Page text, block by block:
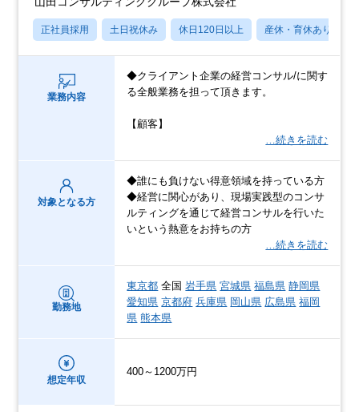
正社員採用 土日祝休み 休日120日以上 産休・育休あり
業務内容
◆クライアント企業の経営コンサル/に関す
る全般業務を担って頂きます。
【顧客】
…続きを読む
対象となる方
◆誰にも負けない得意領域を持っている方
◆経営に関心があり、現場実践型のコンサ
ルティングを通じて経営コンサルを行いた
いという熱意をお持ちの方
…続きを読む
勤務地
東京都 全国岩手県 宮城県 福島県 静岡県
愛知県 京都府 兵庫県 岡山県 広島県 福岡
県 熊本県
想定年収
400～1200万円